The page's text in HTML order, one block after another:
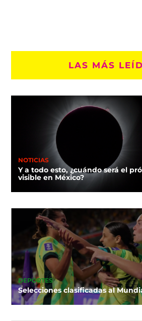
LAS MÁS
NOTICIAS
Y a todo esto, ¿cuándo será el
visible en México?
DEPORTES
Selecciones clasificadas al